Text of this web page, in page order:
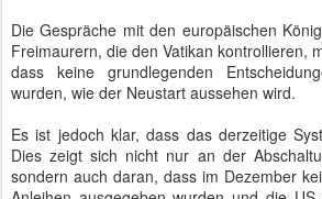
Die Gespräche mit den europäischen
Freimaurern, die den Vatikan kontrollieren,
dass keine grundlegenden
wurden, wie der Neustart aussehen wird.
Es ist jedoch klar, dass das derzeitige
Dies zeigt sich nicht nur an der
sondern auch daran, dass im Dezember